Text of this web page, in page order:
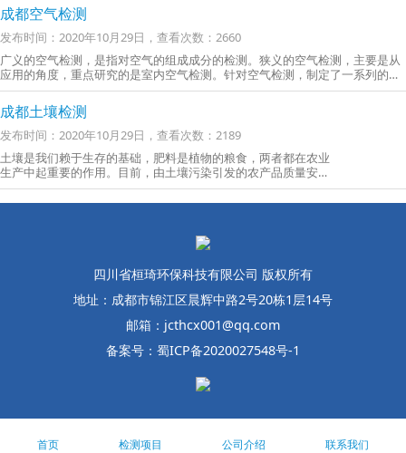
成都空气检测
发布时间：2020年10月29日，查看次数：2660
广义的空气检测，是指对空气的组成成分的检测。狭义的空气检测，主要是从
应用的角度，重点研究的是室内空气检测。针对空气检测，制定了一系列的标
准
成都土壤检测
发布时间：2020年10月29日，查看次数：2189
土壤是我们赖于生存的基础，肥料是植物的粮食，两者都在农业
生产中起重要的作用。目前，由土壤污染引发的农产品质量安全
问题和群体性事件逐年增多，成为影响群众身体健康和社会稳定
的重要因素
四川省桓琦环保科技有限公司 版权所有
地址：成都市锦江区晨辉中路2号20栋1层14号
邮箱：jcthcx001@qq.com
备案号：蜀ICP备2020027548号-1
首页 检测项目 公司介绍 联系我们